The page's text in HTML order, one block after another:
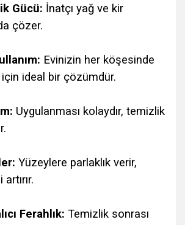
Gücü: İnatçı yağ ve kir
çözer.
Evinizin her köşesinde
ideal bir çözümdür.
Uygulanması kolaydır, temizlik
Yüzeylere parlaklık verir,
Ferahlık: Temizlik sonrası